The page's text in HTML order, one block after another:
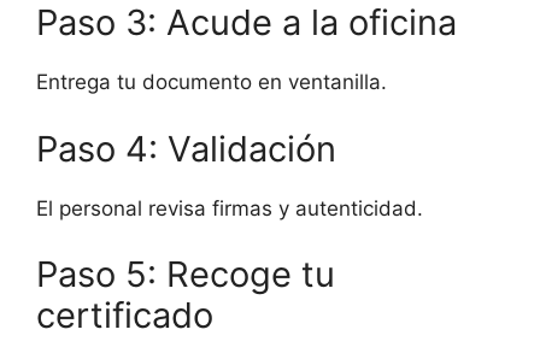
Paso 3: Acude a la oficina
Entrega tu documento en ventanilla.
Paso 4: Validación
El personal revisa firmas y autenticidad.
Paso 5: Recoge tu
certificado